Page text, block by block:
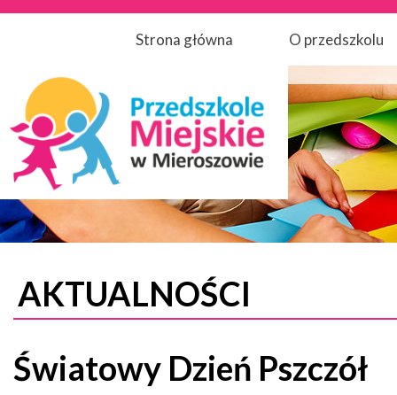
Strona główna O przedszkolu
AKTUALNOŚCI
Światowy Dzień Pszczół